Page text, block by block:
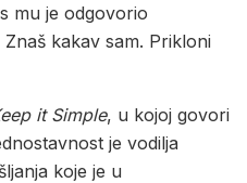
mu je odgovorio
kakav sam. Prikloni
it Simple, u kojoj govori
je vodilja
koje je u